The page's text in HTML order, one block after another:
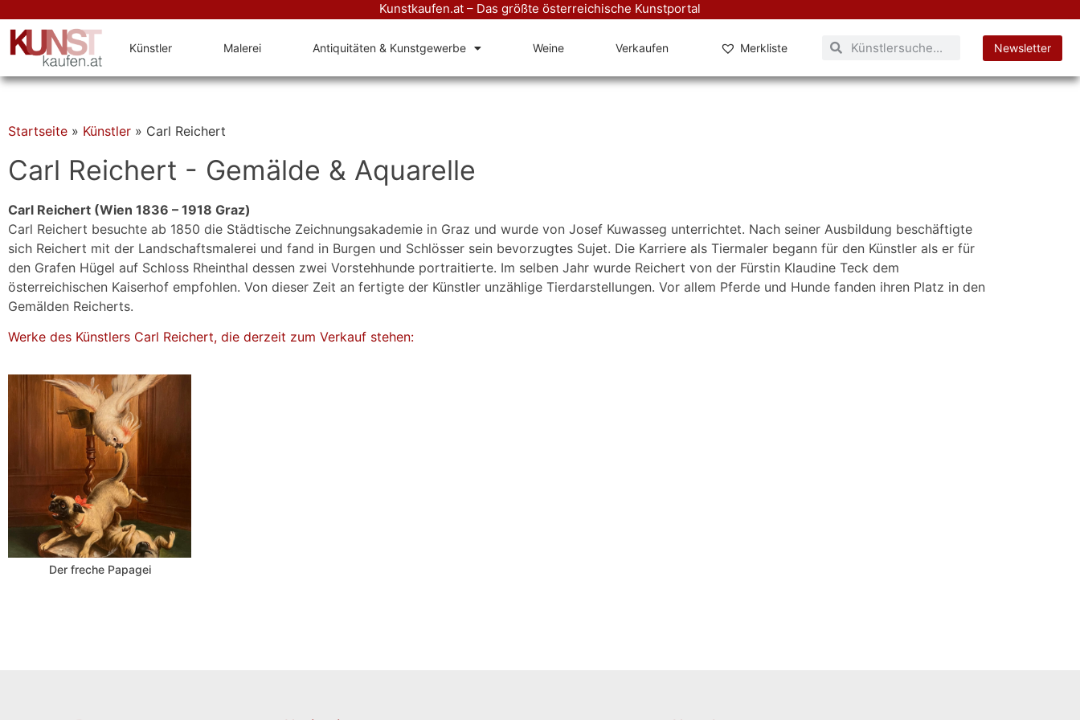
Kunstkaufen.at – Das größte österreichische Kunstportal
Künstler Malerei Antiquitäten & Kunstgewerbe Weine Verkaufen Merkliste Newsletter
Startseite » Künstler » Carl Reichert
Carl Reichert - Gemälde & Aquarelle
Carl Reichert (Wien 1836 – 1918 Graz)
Carl Reichert besuchte ab 1850 die Städtische Zeichnungsakademie in Graz und wurde von Josef Kuwasseg unterrichtet. Nach seiner Ausbildung beschäftigte
sich Reichert mit der Landschaftsmalerei und fand in Burgen und Schlösser sein bevorzugtes Sujet. Die Karriere als Tiermaler begann für den Künstler als er für
den Grafen Hügel auf Schloss Rheinthal dessen zwei Vorstehhunde portraitierte. Im selben Jahr wurde Reichert von der Fürstin Klaudine Teck dem
österreichischen Kaiserhof empfohlen. Von dieser Zeit an fertigte der Künstler unzählige Tierdarstellungen. Vor allem Pferde und Hunde fanden ihren Platz in den
Gemälden Reicherts.
Werke des Künstlers Carl Reichert, die derzeit zum Verkauf stehen:
Der freche Papagei